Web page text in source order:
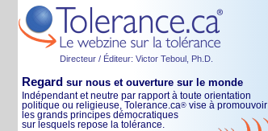
Directeur / Éditeur: Victor Teboul, Ph.D.
Regard sur nous et ouverture sur le monde
Indépendant et neutre par rapport à toute orientation
politique ou religieuse, Tolerance.ca® vise à promouvoir
les grands principes démocratiques
sur lesquels repose la tolérance.